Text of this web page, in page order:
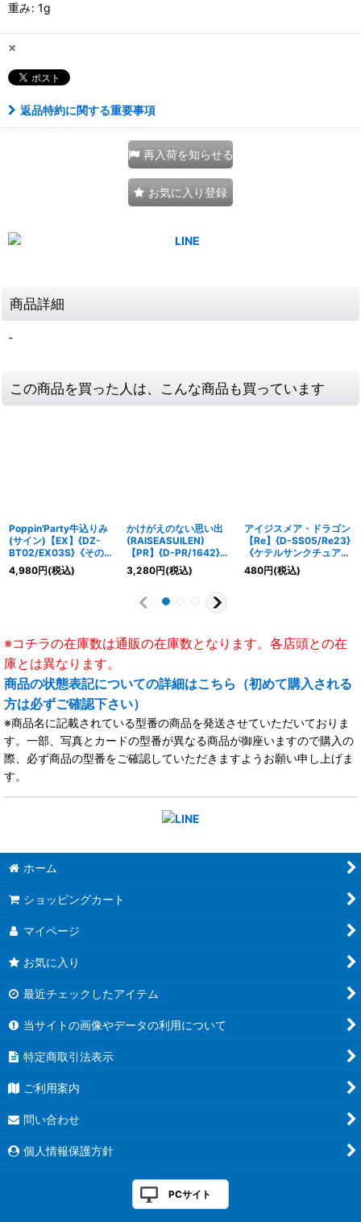
重み: 1g
×
返品特約に関する重要事項
再入荷を知らせる
お気に入り登録
商品詳細
-
この商品を買った人は、こんな商品も買っています
Poppin'Party牛込りみ
(サイン)【EX】{DZ-
BT02/EX03S}《その
他》
4,980円(税込)
かけがえのない思い出
(RAISEASUILEN)
【PR】{D-PR/1642}
《BanGDream!》
3,280円(税込)
アイジスメア・ドラゴン
【Re】{D-SS05/Re23}
《ケテルサンクチュア
リ》
480円(税込)
※コチラの在庫数は通販の在庫数となります。各店頭との在
庫とは異なります。
商品の状態表記についての詳細はこちら（初めて購入される
方は必ずご確認下さい）
※商品名に記載されている型番の商品を発送させていただいておりま
す。一部、写真とカードの型番が異なる商品が御座いますので購入の
際、必ず商品の型番をご確認していただきますようお願い申し上げま
す。
ホーム
ショッピングカート
マイページ
お気に入り
最近チェックしたアイテム
当サイトの画像やデータの利用について
特定商取引法表示
ご利用案内
問い合わせ
個人情報保護方針
PCサイト